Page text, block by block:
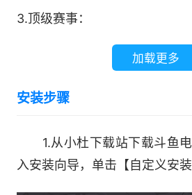
3.顶级赛事：
承揽了LPL全部赛事、S8总
超级联赛
4.平台资源：
加载更多
安装步骤
1.从小杜下载站下载斗鱼电
入安装向导，单击【自定义安装